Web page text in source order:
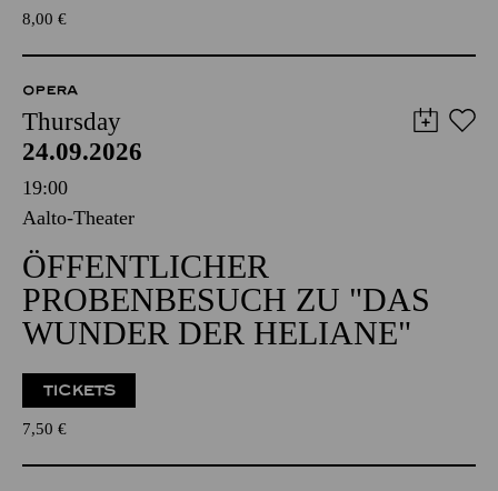
8,00 €
OPERA
Thursday
24.09.2026
19:00
Aalto-Theater
ÖFFENTLICHER
PROBENBESUCH ZU "DAS
WUNDER DER HELIANE"
TICKETS
7,50 €